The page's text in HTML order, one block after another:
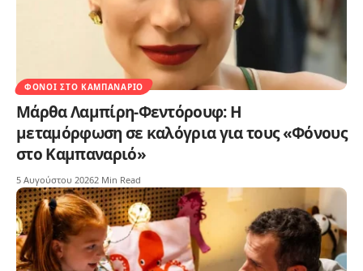
ΦΌΝΟΙ ΣΤΟ ΚΑΜΠΑΝΑΡΙΌ
Μάρθα Λαμπίρη-Φεντόρουφ: Η
μεταμόρφωση σε καλόγρια για τους «Φόνους
στο Καμπαναριό»
5 Αυγούστου 20262 Min Read